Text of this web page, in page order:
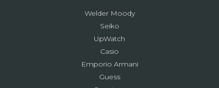
Welder Moody
Seiko
UpWatch
Casio
Emporio Armani
Guess